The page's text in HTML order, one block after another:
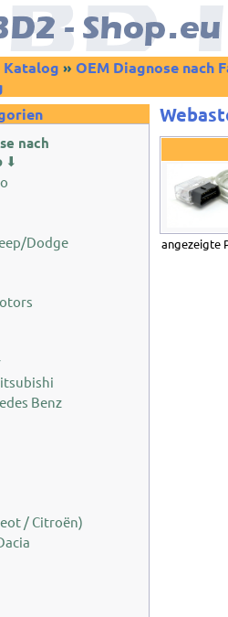
Katalog » OEM Diagnose nach
nach
⬇
Dodge
Benz
/ Citroën)
angezeigte